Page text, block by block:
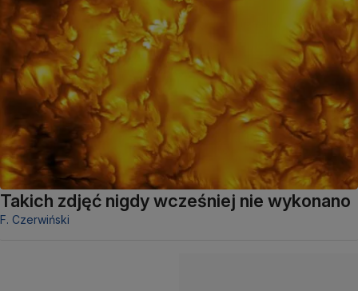
Takich zdjęć nigdy wcześniej nie wykonano
F. Czerwiński